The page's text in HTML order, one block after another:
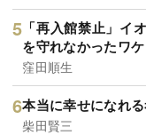
「再入館禁止」イ
を守れなかったワケ
窪田順生
本当に幸せになれ
柴田賢三